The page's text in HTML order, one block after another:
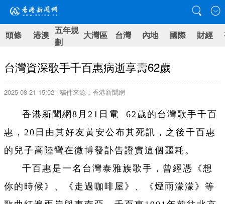
頭條 港澳 五年規
劃
大灣區 台灣 內地 國際 財經
台灣資深歌手千百惠病逝享壽62歲
2025-08-21 15:02 | 稿件來源：香港新聞網
香港新聞網8月21日電 62歲的台灣歌手千百
惠，20日由其好友黃安公布其死訊，之後千百惠
的兒子高陸彎在微博發訃告證實這個噩耗。
千百惠是一名台灣泰雅族歌手，曾經憑《想
你的時候》、《走過咖啡屋》、《煙雨濛濛》等